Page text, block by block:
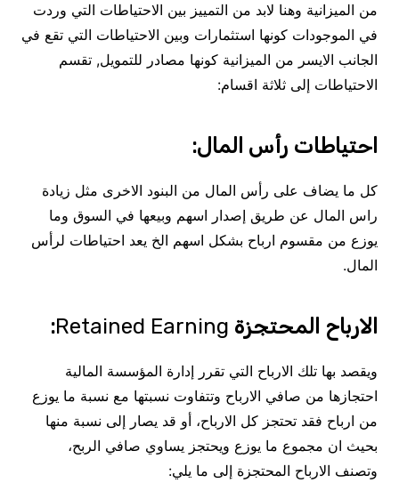
من الميزانية وهنا لابد من التمييز بين الاحتياطات التي وردت
في الموجودات كونها استثمارات وبين الاحتياطات التي تقع في
الجانب الايسر من الميزانية كونها مصادر للتمويل, تقسم
الاحتياطات إلى ثلاثة اقسام:
احتياطات رأس المال:
كل ما يضاف على رأس المال من البنود الاخرى مثل زيادة
راس المال عن طريق إصدار اسهم وبيعها في السوق وما
يوزع من مقسوم ارباح بشكل اسهم الخ يعد احتياطات لرأس
المال.
الارباح المحتجزة Retained Earning
:
ويقصد بها تلك الارباح التي تقرر إدارة المؤسسة المالية
احتجازها من صافي الارباح وتتفاوت نسبتها مع نسبة ما يوزع
من ارباح فقد تحتجز كل الارباح، أو قد يصار إلى نسبة منها
بحيث ان مجموع ما يوزع ويحتجز يساوي صافي الربح،
وتصنف الارباح المحتجزة إلى ما يلي: